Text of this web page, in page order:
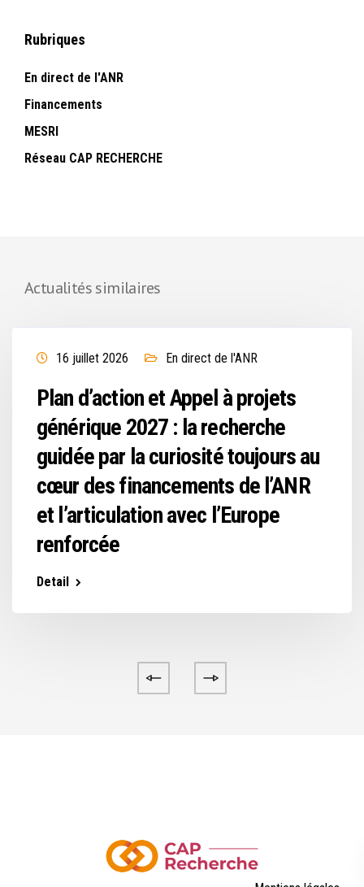
Rubriques
En direct de l'ANR
Financements
MESRI
Réseau CAP RECHERCHE
Actualités similaires
16 juillet 2026 En direct de l'ANR
Plan d’action et Appel à projets
générique 2027 : la recherche
guidée par la curiosité toujours au
cœur des financements de l’ANR
et l’articulation avec l’Europe
renforcée
Detail